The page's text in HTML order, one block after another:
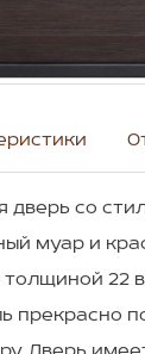
дверь со
муар и
22
прекрасно